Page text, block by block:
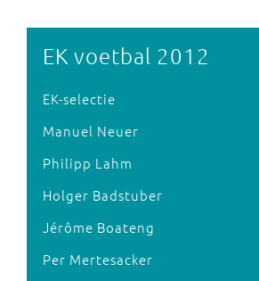
EK voetbal 2012
EK-selectie
Manuel Neuer
Philipp Lahm
Holger Badstuber
Jérôme Boateng
Per Mertesacker